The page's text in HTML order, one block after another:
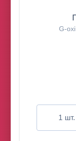
G-
шт.